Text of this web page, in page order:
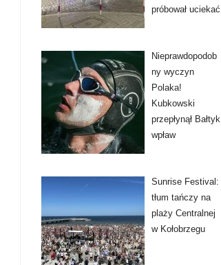
próbował uciekać
Nieprawdopodob
ny wyczyn
Polaka!
Kubkowski
przepłynął Bałtyk
wpław
Sunrise Festival:
tłum tańczy na
plaży Centralnej
w Kołobrzegu